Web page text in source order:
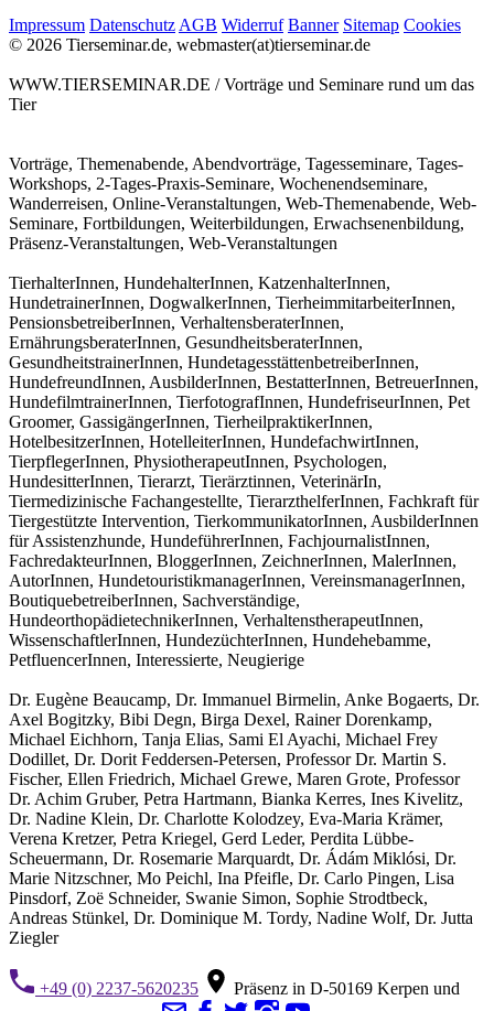
Impressum DatenschutzAGB Widerruf Banner Sitemap Cookies
© 2026 Tierseminar.de, webmaster(at)tierseminar.de
WWW.TIERSEMINAR.DE / Vorträge und Seminare rund um das
Tier
Vorträge, Themenabende, Abendvorträge, Tagesseminare, Tages-
Workshops, 2-Tages-Praxis-Seminare, Wochenendseminare,
Wanderreisen, Online-Veranstaltungen, Web-Themenabende, Web-
Seminare, Fortbildungen, Weiterbildungen, Erwachsenenbildung,
Präsenz-Veranstaltungen, Web-Veranstaltungen
TierhalterInnen, HundehalterInnen, KatzenhalterInnen,
HundetrainerInnen, DogwalkerInnen, TierheimmitarbeiterInnen,
PensionsbetreiberInnen, VerhaltensberaterInnen,
ErnährungsberaterInnen, GesundheitsberaterInnen,
GesundheitstrainerInnen, HundetagesstättenbetreiberInnen,
HundefreundInnen, AusbilderInnen, BestatterInnen, BetreuerInnen,
HundefilmtrainerInnen, TierfotografInnen, HundefriseurInnen, Pet
Groomer, GassigängerInnen, TierheilpraktikerInnen,
HotelbesitzerInnen, HotelleiterInnen, HundefachwirtInnen,
TierpflegerInnen, PhysiotherapeutInnen, Psychologen,
HundesitterInnen, Tierarzt, Tierärztinnen, VeterinärIn,
Tiermedizinische Fachangestellte, TierarzthelferInnen, Fachkraft für
Tiergestützte Intervention, TierkommunikatorInnen, AusbilderInnen
für Assistenzhunde, HundeführerInnen, FachjournalistInnen,
FachredakteurInnen, BloggerInnen, ZeichnerInnen, MalerInnen,
AutorInnen, HundetouristikmanagerInnen, VereinsmanagerInnen,
BoutiquebetreiberInnen, Sachverständige,
HundeorthopädietechnikerInnen, VerhaltenstherapeutInnen,
WissenschaftlerInnen, HundezüchterInnen, Hundehebamme,
PetfluencerInnen, Interessierte, Neugierige
Dr. Eugène Beaucamp, Dr. Immanuel Birmelin, Anke Bogaerts, Dr.
Axel Bogitzky, Bibi Degn, Birga Dexel, Rainer Dorenkamp,
Michael Eichhorn, Tanja Elias, Sami El Ayachi, Michael Frey
Dodillet, Dr. Dorit Feddersen-Petersen, Professor Dr. Martin S.
Fischer, Ellen Friedrich, Michael Grewe, Maren Grote, Professor
Dr. Achim Gruber, Petra Hartmann, Bianka Kerres, Ines Kivelitz,
Dr. Nadine Klein, Dr. Charlotte Kolodzey, Eva-Maria Krämer,
Verena Kretzer, Petra Kriegel, Gerd Leder, Perdita Lübbe-
Scheuermann, Dr. Rosemarie Marquardt, Dr. Ádám Miklósi, Dr.
Marie Nitzschner, Mo Peichl, Ina Pfeifle, Dr. Carlo Pingen, Lisa
Pinsdorf, Zoë Schneider, Swanie Simon, Sophie Strodtbeck,
Andreas Stünkel, Dr. Dominique M. Tordy, Nadine Wolf, Dr. Jutta
Ziegler
+49 (0) 2237-5620235
Präsenz in D-50169 Kerpen und